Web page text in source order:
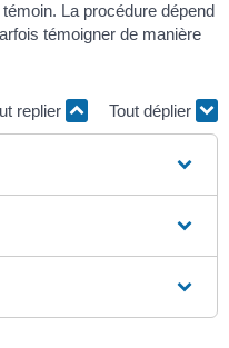
La procédure dépend
témoigner de manière
replier Tout déplier